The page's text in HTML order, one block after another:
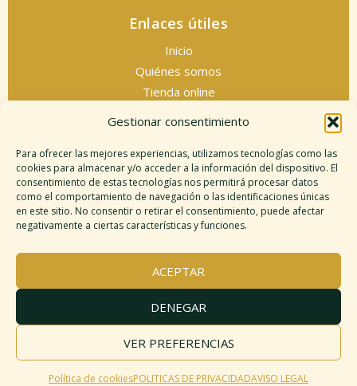
Gestionar consentimiento
Para ofrecer las mejores experiencias, utilizamos tecnologías como las
cookies para almacenar y/o acceder a la información del dispositivo. El
consentimiento de estas tecnologías nos permitirá procesar datos
como el comportamiento de navegación o las identificaciones únicas
en este sitio. No consentir o retirar el consentimiento, puede afectar
negativamente a ciertas características y funciones.
ACEPTAR
DENEGAR
VER PREFERENCIAS
Política de cookiesPOLITICAS DE PRIVACIDADAVISO LEGAL
Enlaces útiles
Inicio
Quiénes somos
Tienda online
Información legal
Política de cookies
Políticas de privacidad
Términos y condiciones
Mapa del sitio